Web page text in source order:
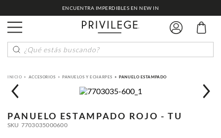
ENCUENTRA IMPERDIBLES EN NEW IN
¿Qué estás buscando?
ACCESORIOS PANUELOS Y ECHARPES PANUELO ESTAMPADO
PANUELO ESTAMPADO ROJO - TU
SKU 7703035000600